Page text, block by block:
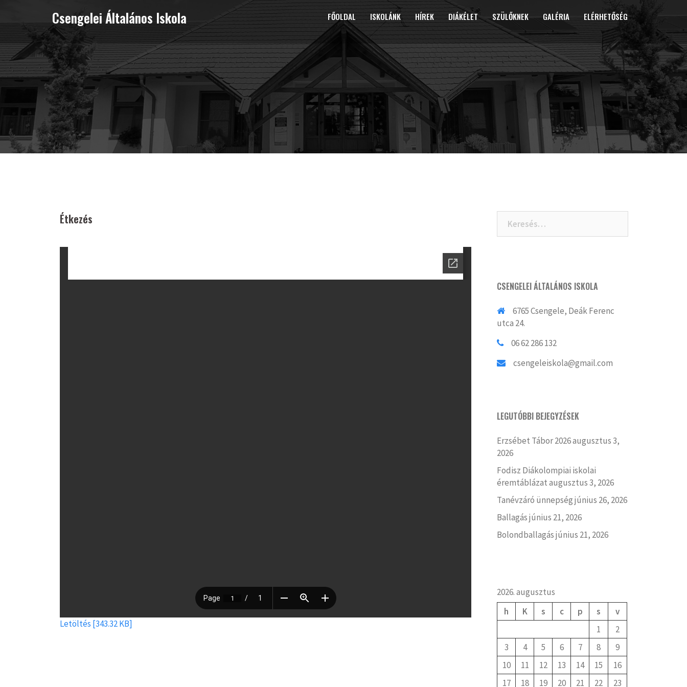
content
Csengelei Általános Iskola FŐOLDAL ISKOLÁNK HÍREK DIÁKÉLET SZÜLŐKNEK GALÉRIA ELÉRHETŐSÉG
Étkezés
Letöltés [343.32 KB]
CSENGELEI ÁLTALÁNOS ISKOLA
6765 Csengele, Deák Ferenc
utca 24.
06 62 286 132
csengeleiskola@gmail.com
LEGUTÓBBI BEJEGYZÉSEK
Erzsébet Tábor 2026augusztus 3,
2026
Fodisz Diákolompiai iskolai
éremtáblázataugusztus 3, 2026
Tanévzáró ünnepségjúnius 26, 2026
Ballagásjúnius 21, 2026
Bolondballagásjúnius 21, 2026
2026. augusztus
h
K s c p s
v
1
2
3
4 5 6 7 8
9
10
11 12 13 14 15
16
17
18 19 20 21 22 23